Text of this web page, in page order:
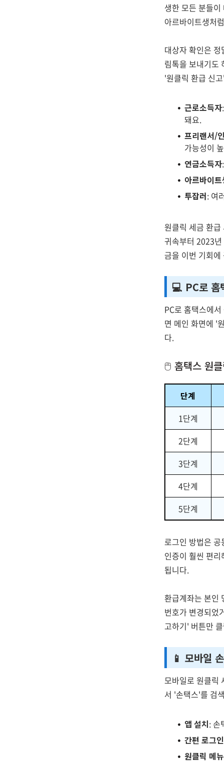
생한 모든 분들
아르바이트생처
대상자 확인은
림톡을 보내기도
'원클릭 환급 신
근로소득자
돼요.
프리랜서/
가능성이
연금소득자
아르바이트
투잡러: 여
원클릭 세금 환
귀속부터 2023
금을 이번 기회
💻 PC로 홈
PC로 홈택스에
면 메인 화면에 '
다.
🖱️ 홈택스 원
단계
1단계
2단계
3단계
4단계
5단계
로그인 방법은
인증이 훨씬 편
됩니다.
환급계좌는 본인
번호가 변경되었
고하기' 버튼만
📱 모바일
모바일로 원클릭
서 '손택스'를 검
앱 설치: 손
간편 로그인
원클릭 메